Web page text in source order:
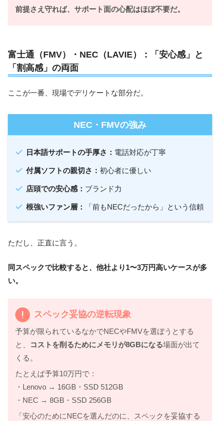
前提さえ守れば、サポート面の心配はほぼ不要だ。
富士通（FMV）・NEC（LAVIE）：「安心感」と
「割高感」の両面
ここが一番、現場でデリケートな部分だ。
NEC・FMVの強み
日本語サポートの手厚さ： 電話対応が丁寧
付属ソフトの親切さ：初心者に優しい
店頭での安心感： ブランド力
根強いファン層： 「前もNECだったから」という信頼
ただし、正直に言う。
同スペックで比較すると、他社より1〜3万円高いケースが多
い。
スペック妥協の逆転現象
予算が限られているなかでNECやFMVを選ぼうとする
と、
コストを削るためにメモリが8GBになる場面が出て
くる。
たとえば予算10万円で：
・Lenovo → 16GB・SSD 512GB
・NEC → 8GB・SSD 256GB
「安心のためにNECを選んだのに、スペックを妥協する